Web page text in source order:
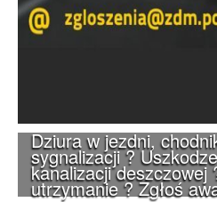
Dziura w jezdni,
sygnalizacji ?
kanalizacji deszczowej
utrzymanie ? Zgłoś